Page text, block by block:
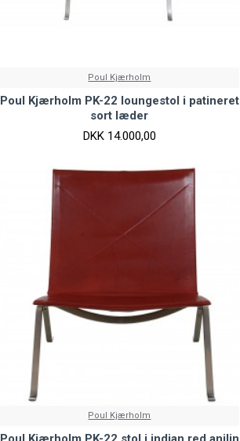
Poul Kjærholm
Poul Kjærholm PK-22 loungestol i patineret
sort læder
DKK 14.000,00
Poul Kjærholm